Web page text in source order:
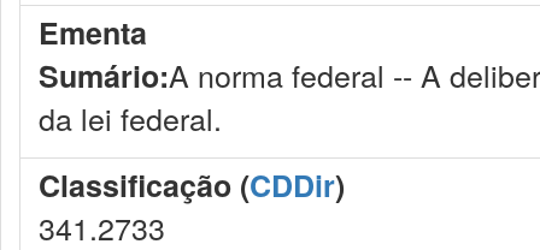
Ementa
Sumário:A norma federal -- A
da lei federal.
Classificação (CDDir)
341.2733